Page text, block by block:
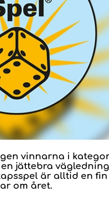
vinnarna i
jättebra
är alltid en
om året.